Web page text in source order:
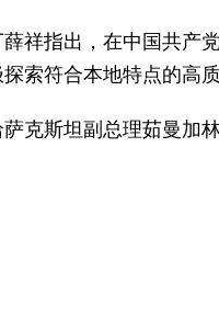
薛祥指出，在中国共产
索符合本地特点的高
萨克斯坦副总理茹曼加